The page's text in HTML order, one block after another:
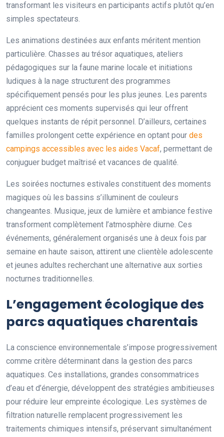
transformant les visiteurs en participants actifs plutôt qu’en
simples spectateurs.
Les animations destinées aux enfants méritent mention
particulière. Chasses au trésor aquatiques, ateliers
pédagogiques sur la faune marine locale et initiations
ludiques à la nage structurent des programmes
spécifiquement pensés pour les plus jeunes. Les parents
apprécient ces moments supervisés qui leur offrent
quelques instants de répit personnel. D’ailleurs, certaines
familles prolongent cette expérience en optant pour des
campings accessibles avec les aides Vacaf, permettant de
conjuguer budget maîtrisé et vacances de qualité.
Les soirées nocturnes estivales constituent des moments
magiques où les bassins s’illuminent de couleurs
changeantes. Musique, jeux de lumière et ambiance festive
transforment complètement l’atmosphère diurne. Ces
événements, généralement organisés une à deux fois par
semaine en haute saison, attirent une clientèle adolescente
et jeunes adultes recherchant une alternative aux sorties
nocturnes traditionnelles.
L’engagement écologique des
parcs aquatiques charentais
La conscience environnementale s’impose progressivement
comme critère déterminant dans la gestion des parcs
aquatiques. Ces installations, grandes consommatrices
d’eau et d’énergie, développent des stratégies ambitieuses
pour réduire leur empreinte écologique. Les systèmes de
filtration naturelle remplacent progressivement les
traitements chimiques intensifs, préservant simultanément